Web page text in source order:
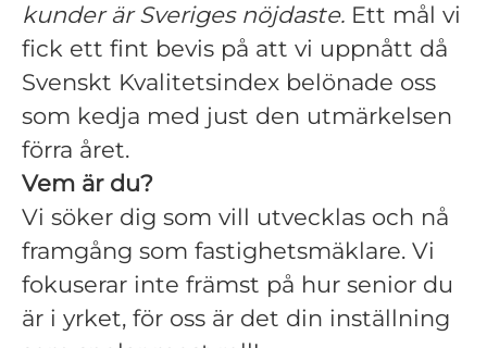
kunder är Sveriges nöjdaste. Ett mål vi
fick ett fint bevis på att vi uppnått då
Svenskt Kvalitetsindex belönade oss
som kedja med just den utmärkelsen
förra året.
Vem är du?
Vi söker dig som vill utvecklas och nå
framgång som fastighetsmäklare. Vi
fokuserar inte främst på hur senior du
är i yrket, för oss är det din inställning